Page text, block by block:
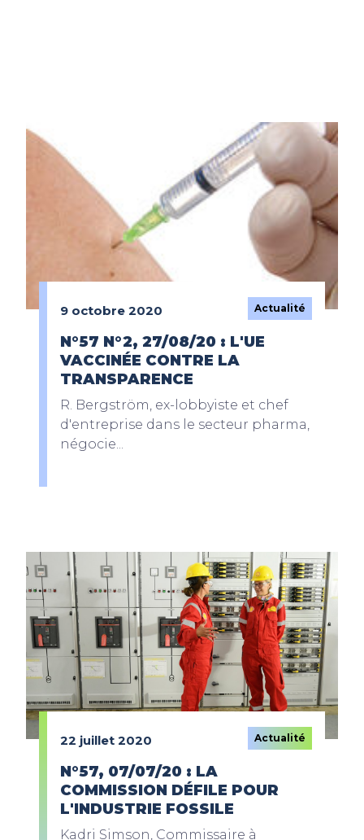
9 octobre 2020 Actualité
N°57 N°2, 27/08/20 : L'UE
VACCINÉE CONTRE LA
TRANSPARENCE
R. Bergström, ex-lobbyiste et chef
d'entreprise dans le secteur pharma,
négocie...
22 juillet 2020 Actualité
N°57, 07/07/20 : LA
COMMISSION DÉFILE POUR
L'INDUSTRIE FOSSILE
Kadri Simson, Commissaire à